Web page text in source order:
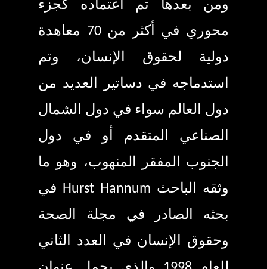
ومن بعدها تم اعتماده كجزء
محوري في أكثر من70
معاهدة
دولية لحقوق الإنسان، وتم
استدماجه في دساتير العديد من
دول العالم سواء في دول الشمال
الصناعي المتقدم أو في دول
الجنوب المفقر المنهوب، وهو ما
وثقه الباحث Hurst Hannum في
بحثه الصادر في مجلة الصحة
وحقوق الإنسان في العدد الثاني